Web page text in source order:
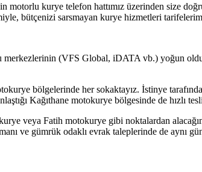
kurye telefon hattımız üzerinden size
bütçenizi sarsmayan kurye hizmetleri
(VFS Global, iDATA vb.) yoğun
bölgelerinde her sokaktayız. İstinye
Kağıthane motokurye bölgesinde de hızlı
veya Fatih motokurye gibi noktalardan
ve gümrük odaklı evrak taleplerinde de aynı